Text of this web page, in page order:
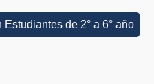
de 2° a 6° año